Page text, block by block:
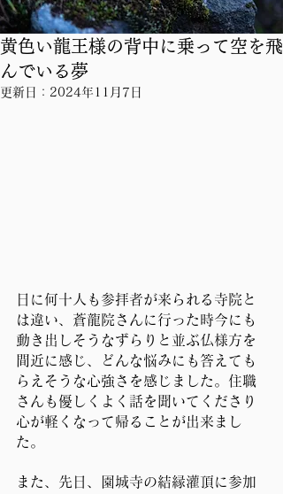
黄色い龍王様の背中に乗って空を飛
んでいる夢
更新日： 2024年11月7日
日に何十人も参拝者が来られる寺院と
は違い、蒼龍院さんに行った時今にも
動き出しそうなずらりと並ぶ仏様方を
間近に感じ、どんな悩みにも答えても
らえそうな心強さを感じました。住職
さんも優しくよく話を聞いてくださり
心が軽くなって帰ることが出来まし
た。
また、先日、園城寺の結縁灌頂に参加